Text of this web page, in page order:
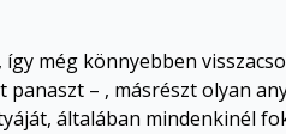
még könnyebben
panaszt – , másrészt olyan
általában mindenkinél